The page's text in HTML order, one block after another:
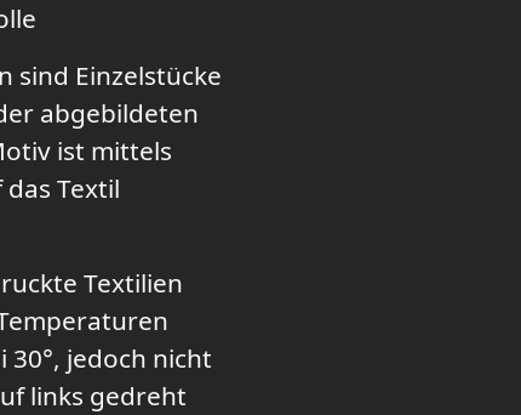
sind Einzelstücke
abgebildeten
ist mittels
Textil
Textilien
30°, jedoch nicht
links gedreht